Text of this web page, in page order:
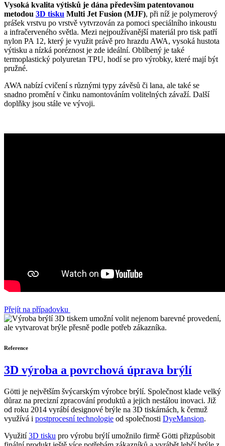
Vysoká kvalita výtisků je dána především patentovanou
metodou 3D tisku Multi Jet Fusion (MJF), při níž je polymerový
prášek vrstvu po vrstvě vytvrzován za pomoci speciálního inkoustu
a infračerveného světla. Mezi nejpoužívanější materiál pro tisk patří
nylon PA 12, který je využit právě pro hrazdu AWA, vysoká hustota
výtisku a nízká poréznost je zde ideální. Oblíbený je také
termoplastický polyuretan TPU, hodí se pro výrobky, které mají být
pružné.
AWA nabízí cvičení s různými typy závěsů či lana, ale také se
snadno promění v činku namontováním volitelných závaží. Další
doplňky jsou stále ve vývoji.
Přejít na případovku
Reference
3D výroba a povrchová úprava brýlí
Götti je největším švýcarským výrobce brýlí. Společnost klade velký
důraz na precizní zpracování produktů a jejich nestálou inovaci. Již
od roku 2014 vyrábí designové brýle na 3D tiskárnách, k čemuž
využívá i postprocesní technologie od společnosti DyeMansion.
Využití3D tisku pro výrobu brýlí umožnilo firmě Götti přizpůsobit